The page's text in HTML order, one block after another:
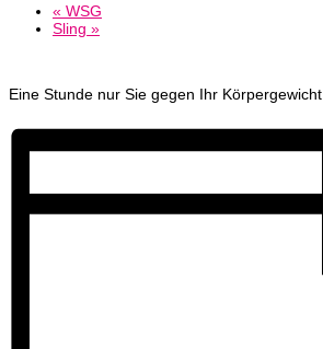
« WSG
Sling »
Eine Stunde nur Sie gegen Ihr Körpergewicht.